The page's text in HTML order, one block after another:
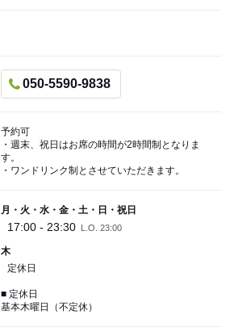
050-5590-9838
予約可
・週末、祝日はお席の時間が2時間制となりま
す。
・ワンドリンク制とさせていただきます。
月・火・水・金・土・日・祝日
17:00 - 23:30 L.O. 23:00
木
定休日
■ 定休日
基本木曜日（不定休）